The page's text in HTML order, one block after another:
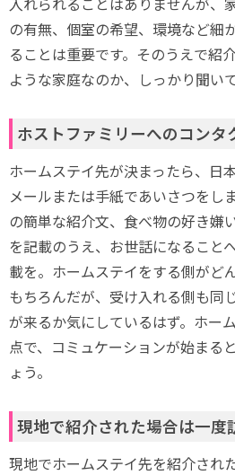
の有無、個室の希望、環境など細
ることは重要です。そのうえで紹
ような家庭なのか、しっかり聞い
ホストファミリーへのコンタ
ホームステイ先が決まったら、日
メールまたは手紙であいさつをし
の簡単な紹介文、食べ物の好き嫌
を記載のうえ、お世話になること
載を。ホームステイをする側がど
もちろんだが、受け入れる側も同
が来るか気にしているはず。ホー
点で、コミュケーションが始まる
ょう。
現地で紹介された場合は一度
現地でホームステイ先を紹介され